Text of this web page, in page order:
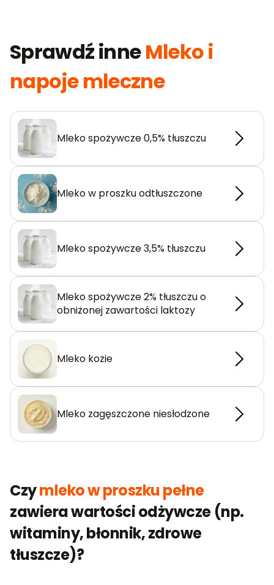
Sprawdź inneMleko i
napoje mleczne
Mleko spożywcze 0,5% tłuszczu
Mleko w proszku odtłuszczone
Mleko spożywcze 3,5% tłuszczu
Mleko spożywcze 2% tłuszczu o
obniżonej zawartości laktozy
Mleko kozie
Mleko zagęszczone niesłodzone
Czymleko w proszku pełne
zawiera wartości odżywcze (np.
witaminy, błonnik, zdrowe
tłuszcze)?